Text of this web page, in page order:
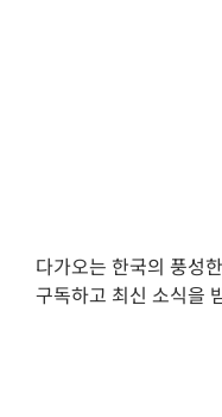
다가오는 한국의 풍성
구독하고 최신 소식을